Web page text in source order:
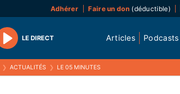
Adhérer Faire un don(déductible)
Play
LE DIRECT Articles Podcasts
❯ ACTUALITÉS ❯ LE 05 MINUTES